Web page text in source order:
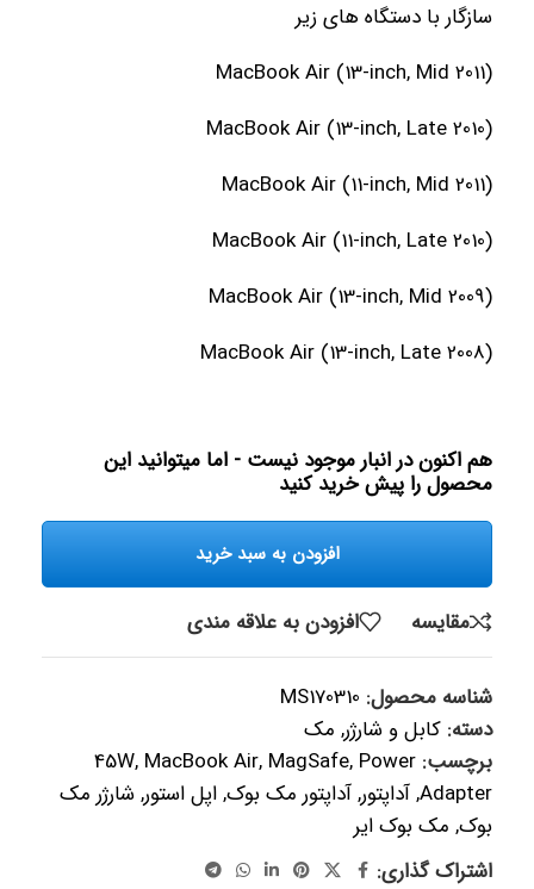
سازگار با دستگاه های زیر
MacBook Air (13-inch, Mid 2011)
MacBook Air (13-inch, Late 2010)
MacBook Air (11-inch, Mid 2011)
MacBook Air (11-inch, Late 2010)
MacBook Air (13-inch, Mid 2009)
MacBook Air (13-inch, Late 2008)
هم اکنون در انبار موجود نیست - اما میتوانید این
محصول را پیش خرید کنید
افزودن به سبد خرید
مقایسه افزودن به علاقه مندی
شناسه محصول: MS170310
دسته: کابل و شارژر, مک
برچسب:
45W, MacBook Air, MagSafe, Power
Adapter
,آداپتور,آداپتور مک بوک,اپل استور,شارژر مک
بوک, مک بوک ایر
اشتراک گذاری: